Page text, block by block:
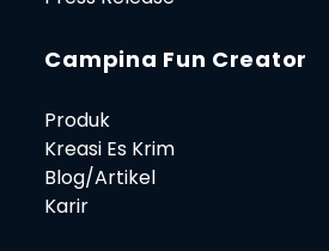
Campina Fun Creator
Produk
Kreasi Es Krim
Blog/Artikel
Karir